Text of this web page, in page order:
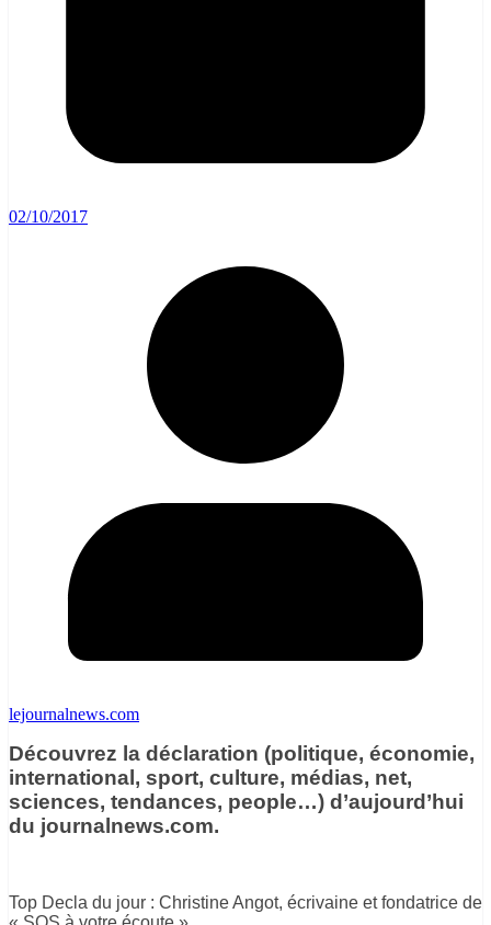
02/10/2017
lejournalnews.com
Découvrez la déclaration (politique, économie,
international, sport, culture, médias, net,
sciences, tendances, people…) d’aujourd’hui
du journalnews.com.
Top Decla du jour : Christine Angot, écrivaine et fondatrice de